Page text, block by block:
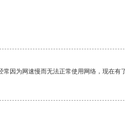
因为网速慢而无法正常使用网络，现在有